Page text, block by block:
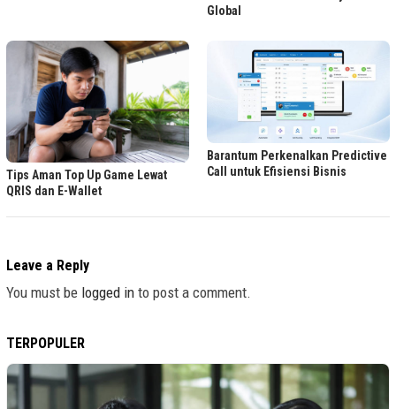
Global
Tips Aman Top Up Game Lewat
QRIS dan E-Wallet
Barantum Perkenalkan Predictive
Call untuk Efisiensi Bisnis
Leave a Reply
You must be logged in to post a comment.
TERPOPULER